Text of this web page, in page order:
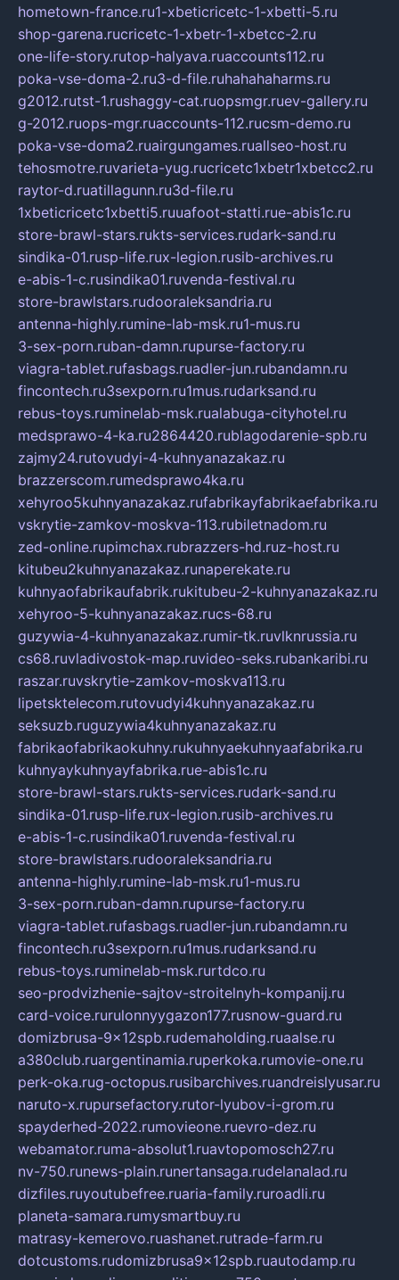
hometown-france.ru1-xbeticricetc-1-xbetti-5.ru
shop-garena.rucricetc-1-xbetr-1-xbetcc-2.ru
one-life-story.rutop-halyava.ruaccounts112.ru
poka-vse-doma-2.ru3-d-file.ruhahahaharms.ru
g2012.rutst-1.rushaggy-cat.ruopsmgr.ruev-gallery.ru
g-2012.ruops-mgr.ruaccounts-112.rucsm-demo.ru
poka-vse-doma2.ruairgungames.ruallseo-host.ru
tehosmotre.ruvarieta-yug.rucricetc1xbetr1xbetcc2.ru
raytor-d.ruatillagunn.ru3d-file.ru
1xbeticricetc1xbetti5.ruuafoot-statti.rue-abis1c.ru
store-brawl-stars.rukts-services.rudark-sand.ru
sindika-01.rusp-life.rux-legion.rusib-archives.ru
e-abis-1-c.rusindika01.ruvenda-festival.ru
store-brawlstars.rudooraleksandria.ru
antenna-highly.rumine-lab-msk.ru1-mus.ru
3-sex-porn.ruban-damn.rupurse-factory.ru
viagra-tablet.rufasbags.ruadler-jun.rubandamn.ru
fincontech.ru3sexporn.ru1mus.rudarksand.ru
rebus-toys.ruminelab-msk.rualabuga-cityhotel.ru
medsprawo-4-ka.ru2864420.rublagodarenie-spb.ru
zajmy24.rutovudyi-4-kuhnyanazakaz.ru
brazzerscom.rumedsprawo4ka.ru
xehyroo5kuhnyanazakaz.rufabrikayfabrikaefabrika.ru
vskrytie-zamkov-moskva-113.rubiletnadom.ru
zed-online.rupimchax.rubrazzers-hd.ruz-host.ru
kitubeu2kuhnyanazakaz.runaperekate.ru
kuhnyaofabrikaufabrik.rukitubeu-2-kuhnyanazakaz.ru
xehyroo-5-kuhnyanazakaz.rucs-68.ru
guzywia-4-kuhnyanazakaz.rumir-tk.ruvlknrussia.ru
cs68.ruvladivostok-map.ruvideo-seks.rubankaribi.ru
raszar.ruvskrytie-zamkov-moskva113.ru
lipetsktelecom.rutovudyi4kuhnyanazakaz.ru
seksuzb.ruguzywia4kuhnyanazakaz.ru
fabrikaofabrikaokuhny.rukuhnyaekuhnyaafabrika.ru
kuhnyaykuhnyayfabrika.rue-abis1c.ru
store-brawl-stars.rukts-services.rudark-sand.ru
sindika-01.rusp-life.rux-legion.rusib-archives.ru
e-abis-1-c.rusindika01.ruvenda-festival.ru
store-brawlstars.rudooraleksandria.ru
antenna-highly.rumine-lab-msk.ru1-mus.ru
3-sex-porn.ruban-damn.rupurse-factory.ru
viagra-tablet.rufasbags.ruadler-jun.rubandamn.ru
fincontech.ru3sexporn.ru1mus.rudarksand.ru
rebus-toys.ruminelab-msk.rurtdco.ru
seo-prodvizhenie-sajtov-stroitelnyh-kompanij.ru
card-voice.rurulonnyygazon177.rusnow-guard.ru
domizbrusa-9x12spb.rudemaholding.ruaalse.ru
a380club.ruargentinamia.ruperkoka.rumovie-one.ru
perk-oka.rug-octopus.rusibarchives.ruandreislyusar.ru
naruto-x.rupursefactory.rutor-lyubov-i-grom.ru
spayderhed-2022.rumovieone.ruevro-dez.ru
webamator.ruma-absolut1.ruavtopomosch27.ru
nv-750.runews-plain.runertansaga.rudelanalad.ru
dizfiles.ruyoutubefree.ruaria-family.ruroadli.ru
planeta-samara.rumysmartbuy.ru
matrasy-kemerovo.ruashanet.rutrade-farm.ru
dotcustoms.rudomizbrusa9x12spb.ruautodamp.ru